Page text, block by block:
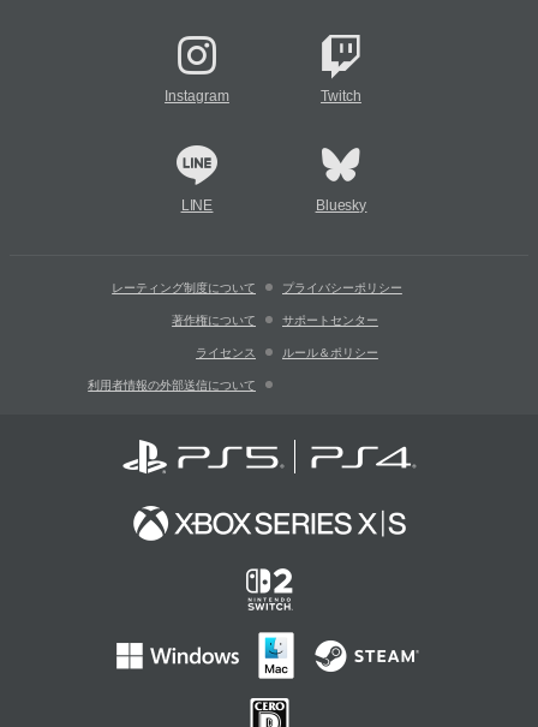
Instagram Twitch
LINE Bluesky
レーティング制度について プライバシーポリシー
著作権について サポートセンター
ライセンス ルール＆ポリシー
利用者情報の外部送信について